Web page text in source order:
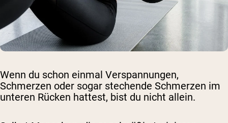
Wenn du schon einmal Verspannungen,
Schmerzen oder sogar stechende Schmerzen im
unteren Rücken hattest, bist du nicht allein.